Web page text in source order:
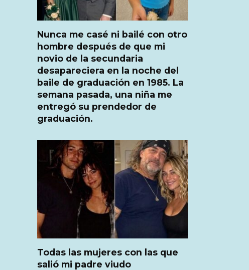
Nunca me casé ni bailé con otro
hombre después de que mi
novio de la secundaria
desapareciera en la noche del
baile de graduación en 1985. La
semana pasada, una niña me
entregó su prendedor de
graduación.
Todas las mujeres con las que
salió mi padre viudo